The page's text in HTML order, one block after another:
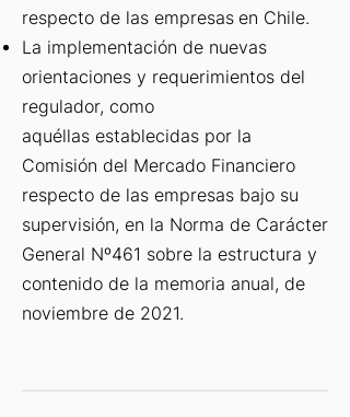
respecto de las empresas en Chile.
La implementación de nuevas
orientaciones y requerimientos del
regulador, como
aquéllas establecidas por la
Comisión del Mercado Financiero
respecto de las empresas bajo su
supervisión, en la Norma de Carácter
General Nº461 sobre la estructura y
contenido de la memoria anual, de
noviembre de 2021.